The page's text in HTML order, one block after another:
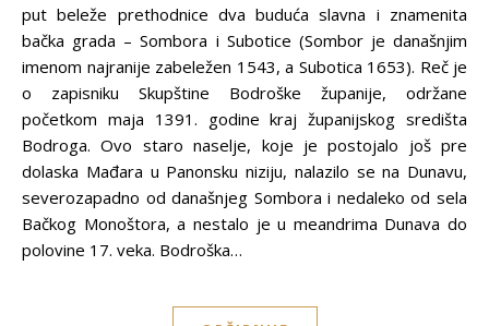
put beleže prethodnice dva buduća slavna i znamenita
bačka grada – Sombora i Subotice (Sombor je današnjim
imenom najranije zabeležen 1543, a Subotica 1653). Reč je
o zapisniku Skupštine Bodroške županije, održane
početkom maja 1391. godine kraj županijskog središta
Bodroga. Ovo staro naselje, koje je postojalo još pre
dolaska Mađara u Panonsku niziju, nalazilo se na Dunavu,
severozapadno od današnjeg Sombora i nedaleko od sela
Bačkog Monoštora, a nestalo je u meandrima Dunava do
polovine 17. veka. Bodroška…